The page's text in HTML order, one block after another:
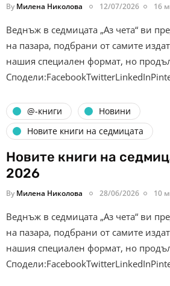
By Милена Николова 12/07/2026 16
Веднъж в седмицата „Аз чета“ ви
на пазара, подбрани от самите
нашия специален формат, но
@-книги
Новини
Новите книги на седмицата
Новите книги на
2026
By Милена Николова 28/06/2026 10
Веднъж в седмицата „Аз чета“ ви
на пазара, подбрани от самите
нашия специален формат, но